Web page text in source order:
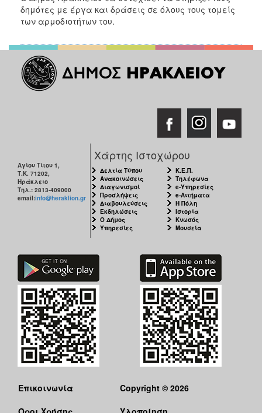
δημότες με έργα και δράσεις σε όλους τους τομείς
των αρμοδιοτήτων του.
Αγίου Τίτου 1,
Τ.Κ. 71202,
Ηράκλειο
Τηλ.: 2813-409000
email:info@heraklion.gr
Χάρτης Ιστοχώρου
Δελτία Τύπου
Ανακοινώσεις
Διαγωνισμοί
Προσλήψεις
Διαβουλεύσεις
Εκδηλώσεις
Ο Δήμος
Υπηρεσίες
Κ.Ε.Π.
Τηλέφωνα
e-Υπηρεσίες
e-Αιτήματα
Η Πόλη
Ιστορία
Κνωσός
Μουσεία
Επικοινωνία
Copyright © 2026